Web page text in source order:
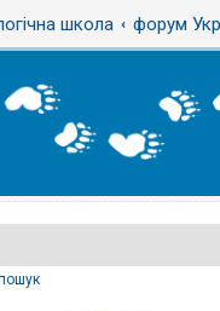
школа форум